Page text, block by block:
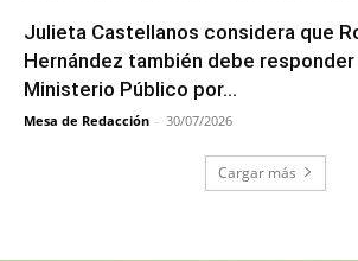
Julieta Castellanos considera que
Hernández también debe
Ministerio Público por...
Mesa de Redacción - 30/07/2026
Cargar más